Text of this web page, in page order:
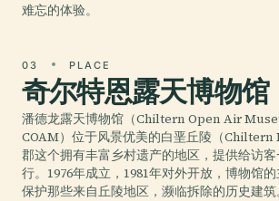
难忘的体验。
03 PLACE
奇尔特恩露天博物馆
潘德龙露天博物馆（Chiltern Open Air
COAM）位于风景优美的白垩丘陵（
郡这个拥有丰富乡村遗产的地区，提供给访
行。1976年成立，1981年对外开放，博物馆
保护那些来自丘陵地区，濒临拆除的历史建